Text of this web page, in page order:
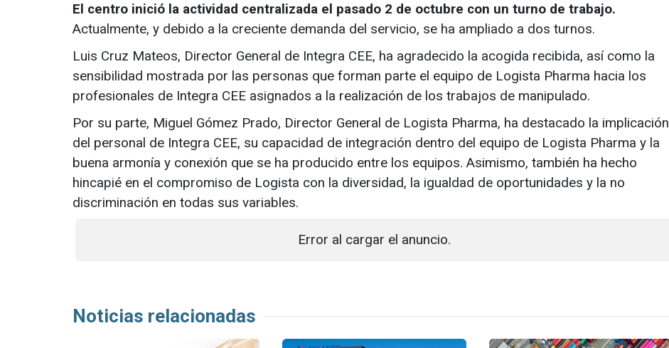
El centro inició la actividad centralizada el pasado 2 de octubre con un turno de trabajo.
Actualmente, y debido a la creciente demanda del servicio, se ha ampliado a dos turnos.
Luis Cruz Mateos, Director General de Integra CEE, ha agradecido la acogida recibida, así como la
sensibilidad mostrada por las personas que forman parte el equipo de Logista Pharma hacia los
profesionales de Integra CEE asignados a la realización de los trabajos de manipulado.
Por su parte, Miguel Gómez Prado, Director General de Logista Pharma, ha destacado la implicación
del personal de Integra CEE, su capacidad de integración dentro del equipo de Logista Pharma y la
buena armonía y conexión que se ha producido entre los equipos. Asimismo, también ha hecho
hincapié en el compromiso de Logista con la diversidad, la igualdad de oportunidades y la no
discriminación en todas sus variables.
Error al cargar el anuncio.
Noticias relacionadas